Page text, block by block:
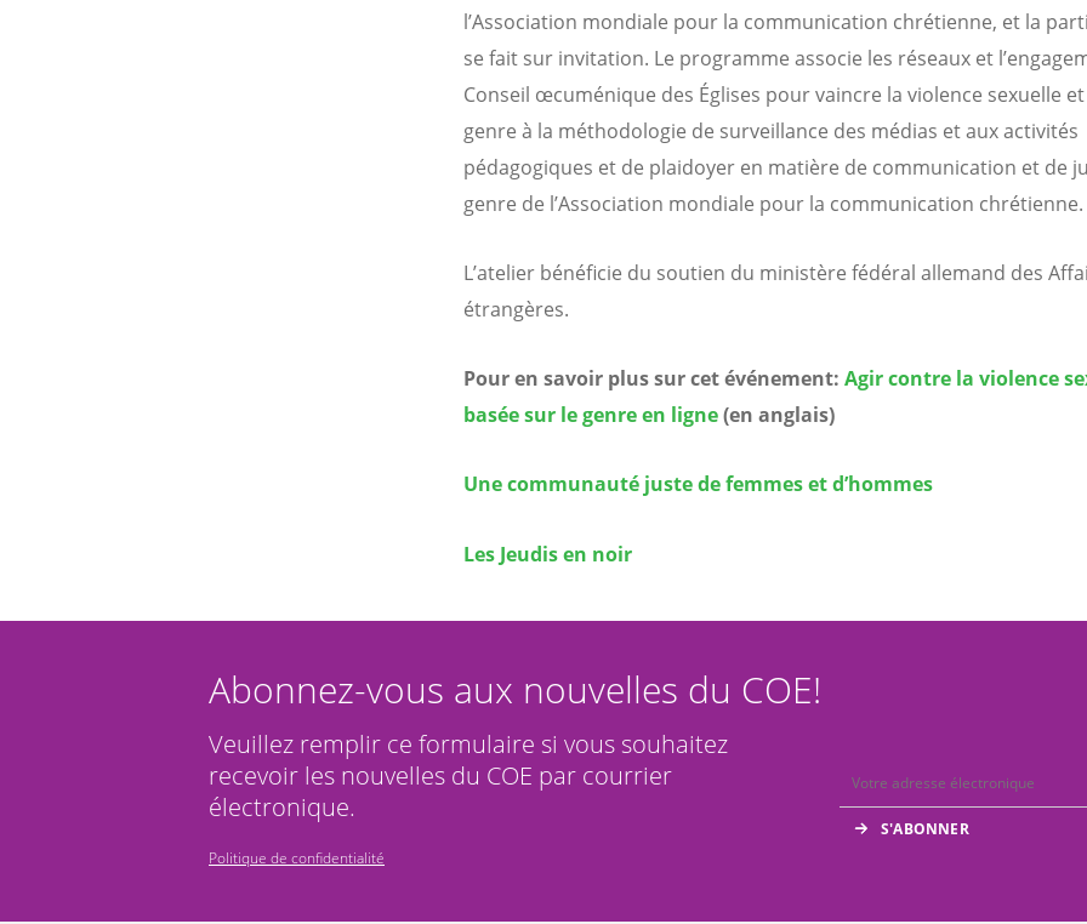
l’Association mondiale pour la communication chrétienne, et la
se fait sur invitation. Le programme associe les réseaux et
Conseil œcuménique des Églises pour vaincre la violence sexuelle
genre à la méthodologie de surveillance des médias et aux activités
pédagogiques et de plaidoyer en matière de communication et de
genre de l’Association mondiale pour la communication chrétienne.
L’atelier bénéficie du soutien du ministère fédéral allemand des
étrangères.
Pour en savoir plus sur cet événement: Agir contre la violence
basée sur le genre en ligne(en anglais)
Une communauté juste de femmes et d’hommes
Les Jeudis en noir
Abonnez-vous aux nouvelles du COE!
Veuillez remplir ce formulaire si vous souhaitez
recevoir les nouvelles du COE par courrier
électronique.
Politique de confidentialité